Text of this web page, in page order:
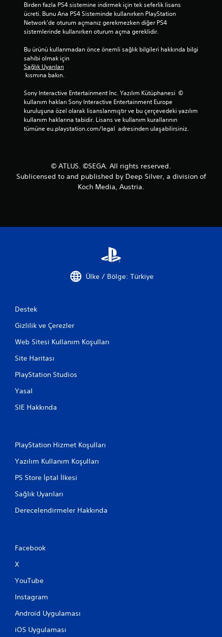
Birden fazla PS4 sistemine indirmek için tek seferlik lisans
ücreti. Bunu Ana PS4 Sisteminde kullanırken PlayStation
Network'de oturum açmanız gerekmezken diğer PS4
sistemlerinde kullanırken oturum açma gereklidir.
Bu ürünü kullanmadan önce önemli sağlık bilgileri hakkında bilgi
sahibi olmak için
Sağlık Uyarıları
kısmına bakın.
Sony Interactive Entertainment Inc. Yazılım Kütüphanesi  ©
kullanım hakları Sony Interactive Entertainment Europe
kuruluşuna özel olarak lisanslanmıştır ve bu çerçevedeki yazılım
kullanım haklarına tabidir. Lisans ve kullanım kurallarının
tümüne eu.playstation.com/legal  adresinden ulaşabilirsiniz.
© ATLUS. ©SEGA. All rights reserved.
Sublicensed to and published by Deep Silver, a division of
Koch Media, Austria.
Ülke / Bölge: Türkiye
Destek
Gizlilik ve Çerezler
Web Sitesi Kullanım Koşulları
Site Haritası
PlayStation Studios
Yasal
SIE Hakkında
PlayStation Hizmet Koşulları
Yazılım Kullanım Koşulları
PS Store İptal İlkesi
Sağlık Uyarıları
Derecelendirmeler Hakkında
Facebook
X
YouTube
Instagram
Android Uygulaması
iOS Uygulaması